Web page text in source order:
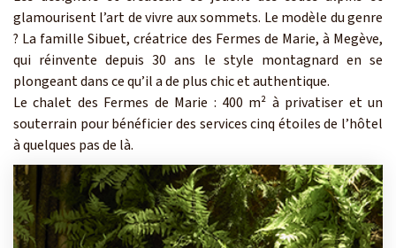
glamourisent l’art de vivre aux sommets. Le modèle du genre
? La famille Sibuet, créatrice des Fermes de Marie, à Megève,
qui réinvente depuis 30 ans le style montagnard en se
plongeant dans ce qu’il a de plus chic et authentique.
Le chalet des Fermes de Marie : 400 m² à privatiser et un
souterrain pour bénéficier des services cinq étoiles de l’hôtel
à quelques pas de là.